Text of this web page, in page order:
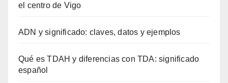
el centro de Vigo
ADN y significado: claves, datos y ejemplos
Qué es TDAH y diferencias con TDA: significado
español